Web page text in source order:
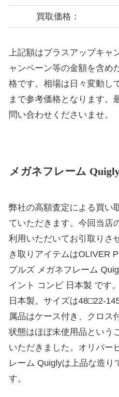
買取価格：
上記額はプラスアップキャ
ャンペーン等の金額を含め
格です。相場は日々変動し
まで参考価格となります。
問い合わせくださいませ。
メガネフレーム
弊社の高額査定による買い
ていただきます。今回当店
利用いただいてお引取りさ
き取りアイテムはOLIVER
プルズ メガネフレーム
イント コンビ 日本製 です
日本製。サイズは48□22-
属品はケース付き、クロス
状態はほぼ未使用品という
いただきました。オリバー
レーム Quiglyは上品な造り
す。